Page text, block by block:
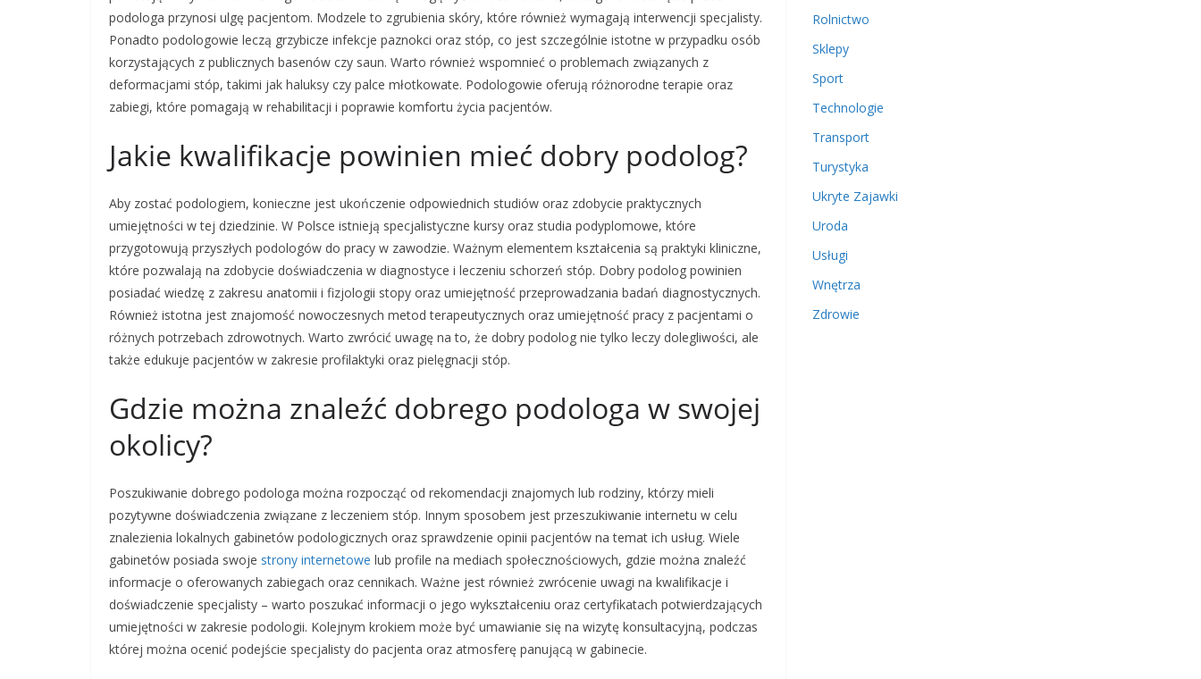
podologa przynosi ulgę pacjentom. Modzele to zgrubienia skóry, które również wymagają interwencji specjalisty.
Ponadto podologowie leczą grzybicze infekcje paznokci oraz stóp, co jest szczególnie istotne w przypadku osób
korzystających z publicznych basenów czy saun. Warto również wspomnieć o problemach związanych z
deformacjami stóp, takimi jak haluksy czy palce młotkowate. Podologowie oferują różnorodne terapie oraz
zabiegi, które pomagają w rehabilitacji i poprawie komfortu życia pacjentów.
Jakie kwalifikacje powinien mieć dobry podolog?
Aby zostać podologiem, konieczne jest ukończenie odpowiednich studiów oraz zdobycie praktycznych
umiejętności w tej dziedzinie. W Polsce istnieją specjalistyczne kursy oraz studia podyplomowe, które
przygotowują przyszłych podologów do pracy w zawodzie. Ważnym elementem kształcenia są praktyki kliniczne,
które pozwalają na zdobycie doświadczenia w diagnostyce i leczeniu schorzeń stóp. Dobry podolog powinien
posiadać wiedzę z zakresu anatomii i fizjologii stopy oraz umiejętność przeprowadzania badań diagnostycznych.
Również istotna jest znajomość nowoczesnych metod terapeutycznych oraz umiejętność pracy z pacjentami o
różnych potrzebach zdrowotnych. Warto zwrócić uwagę na to, że dobry podolog nie tylko leczy dolegliwości, ale
także edukuje pacjentów w zakresie profilaktyki oraz pielęgnacji stóp.
Gdzie można znaleźć dobrego podologa w swojej
okolicy?
Poszukiwanie dobrego podologa można rozpocząć od rekomendacji znajomych lub rodziny, którzy mieli
pozytywne doświadczenia związane z leczeniem stóp. Innym sposobem jest przeszukiwanie internetu w celu
znalezienia lokalnych gabinetów podologicznych oraz sprawdzenie opinii pacjentów na temat ich usług. Wiele
gabinetów posiada swoje strony internetowe lub profile na mediach społecznościowych, gdzie można znaleźć
informacje o oferowanych zabiegach oraz cennikach. Ważne jest również zwrócenie uwagi na kwalifikacje i
doświadczenie specjalisty – warto poszukać informacji o jego wykształceniu oraz certyfikatach potwierdzających
umiejętności w zakresie podologii. Kolejnym krokiem może być umawianie się na wizytę konsultacyjną, podczas
której można ocenić podejście specjalisty do pacjenta oraz atmosferę panującą w gabinecie.
Rolnictwo
Sklepy
Sport
Technologie
Transport
Turystyka
Ukryte Zajawki
Uroda
Usługi
Wnętrza
Zdrowie